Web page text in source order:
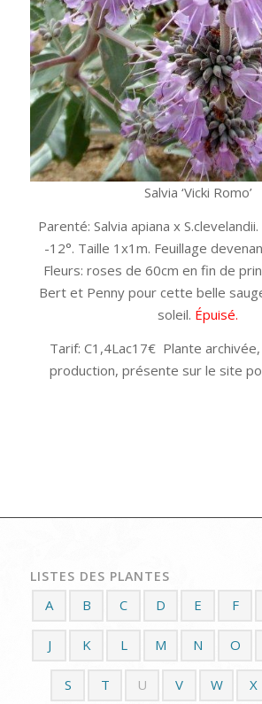
Salvia ‘Vicki Romo’
Parenté: Salvia apiana x
-12°. Taille 1x1m. Feuillage
Fleurs: roses de 60cm en fin de
Bert et Penny pour cette belle
soleil. Épuisé.
Tarif: C1,4Lac17€ Plante archivée,
production, présente sur le site
LISTES DES PLANTES
A B C D E F
J K L M N O
S T U V W X